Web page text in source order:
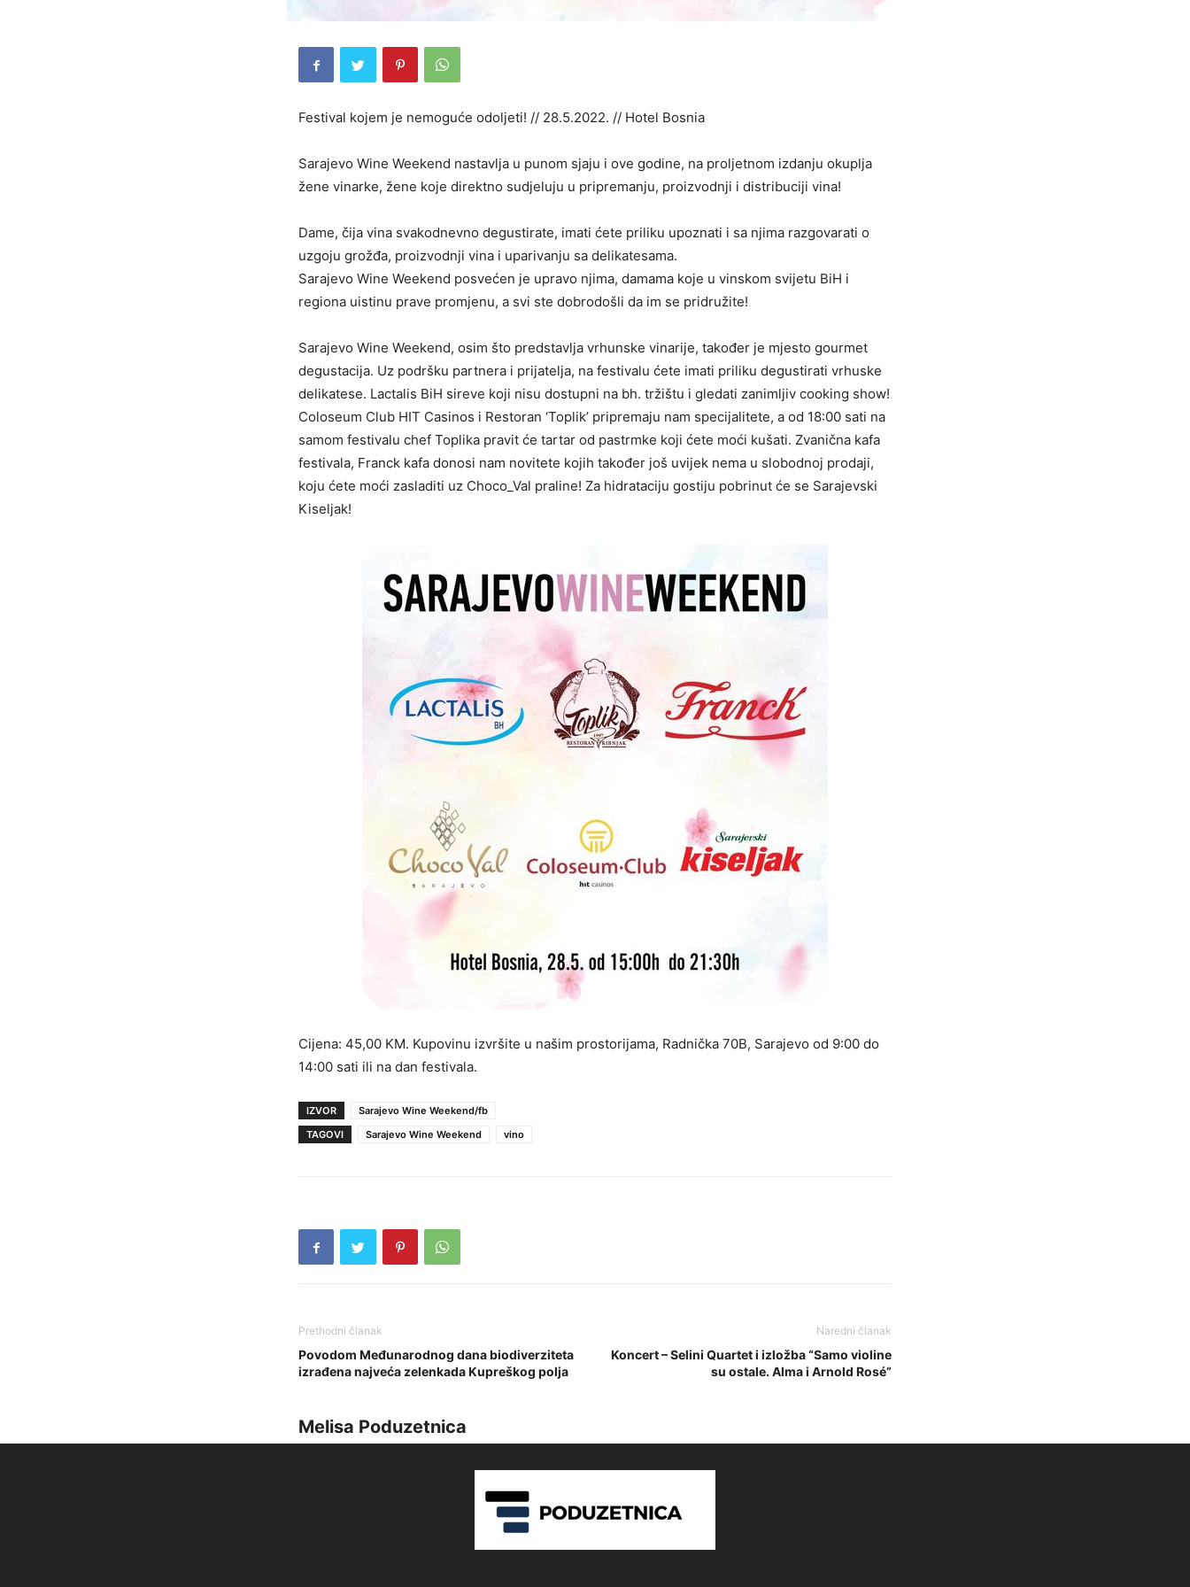
Festival kojem je nemoguće odoljeti! // 28.5.2022. // Hotel Bosnia
Sarajevo Wine Weekend nastavlja u punom sjaju i ove godine, na proljetnom izdanju okuplja
žene vinarke, žene koje direktno sudjeluju u pripremanju, proizvodnji i distribuciji vina!
Dame, čija vina svakodnevno degustirate, imati ćete priliku upoznati i sa njima razgovarati o
uzgoju grožđa, proizvodnji vina i uparivanju sa delikatesama.
Sarajevo Wine Weekend posvećen je upravo njima, damama koje u vinskom svijetu BiH i
regiona uistinu prave promjenu, a svi ste dobrodošli da im se pridružite!
Sarajevo Wine Weekend, osim što predstavlja vrhunske vinarije, također je mjesto gourmet
degustacija. Uz podršku partnera i prijatelja, na festivalu ćete imati priliku degustirati vrhuske
delikatese. Lactalis BiH sireve koji nisu dostupni na bh. tržištu i gledati zanimljiv cooking show!
Coloseum Club HIT Casinos i Restoran ‘Toplik’ pripremaju nam specijalitete, a od 18:00 sati na
samom festivalu chef Toplika pravit će tartar od pastrmke koji ćete moći kušati. Zvanična kafa
festivala, Franck kafa donosi nam novitete kojih također još uvijek nema u slobodnoj prodaji,
koju ćete moći zasladiti uz Choco_Val praline! Za hidrataciju gostiju pobrinut će se Sarajevski
Kiseljak!
Cijena: 45,00 KM. Kupovinu izvršite u našim prostorijama, Radnička 70B, Sarajevo od 9:00 do
14:00 sati ili na dan festivala.
IZVOR
Sarajevo Wine Weekend/fb
TAGOVI
Sarajevo Wine Weekend vino
Prethodni članak
Povodom Međunarodnog dana biodiverziteta
izrađena najveća zelenkada Kupreškog polja
Naredni članak
Koncert – Selini Quartet i izložba “Samo violine
su ostale. Alma i Arnold Rosé”
Melisa Poduzetnica